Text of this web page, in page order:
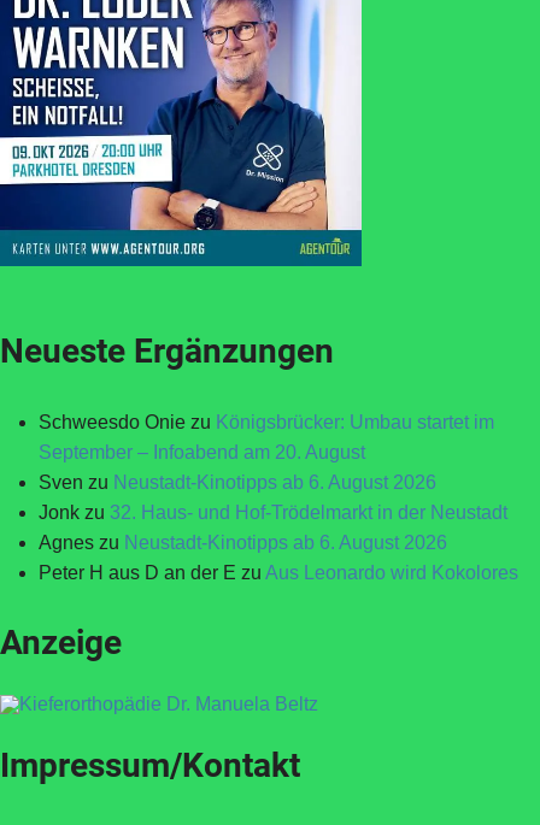
Neueste Ergänzungen
Schweesdo Onie zu Königsbrücker: Umbau startet im
September – Infoabend am 20. August
Sven zu Neustadt-Kinotipps ab 6. August 2026
Jonk zu 32. Haus- und Hof-Trödelmarkt in der Neustadt
Agnes zu Neustadt-Kinotipps ab 6. August 2026
Peter H aus D an der E zu Aus Leonardo wird Kokolores
Anzeige
Impressum/Kontakt